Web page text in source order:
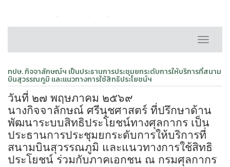
Toggle
ทปษ. กิจจาลักษณ์ฯ เป็นประธานการประชุมยกระดับการให้บริการที่สนาม
บินสุวรรณภูมิ และแนวทางการใช้สิทธิประโยชน์ฯ
วันที่ ๒๗ พฤษภาคม ๒๕๖๙
นางกิจจาลักษณ์ ศรีนุชศาสตร์ ที่ปรึกษาด้าน
พัฒนาระบบสิทธิประโยชน์ทางศุลกากร เป็น
ประธานการประชุมยกระดับการให้บริการที่
สนามบินสุวรรณภูมิ และแนวทางการใช้สิทธิ
ประโยชน์ ร่วมกับภาคเอกชน ณ กรมศุลกากร